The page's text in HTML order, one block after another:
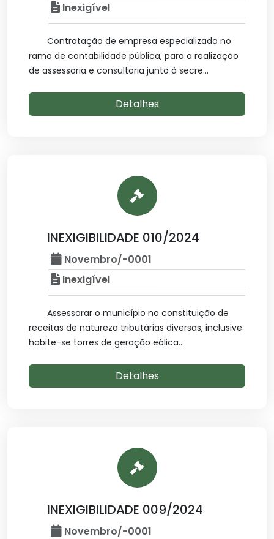
Inexigível
Contratação de empresa especializada no
ramo de contabilidade pública, para a realização
de assessoria e consultoria junto à secre...
Detalhes
INEXIGIBILIDADE 010/2024
Novembro/-0001
Inexigível
Assessorar o município na constituição de
receitas de natureza tributárias diversas, inclusive
habite-se torres de geração eólica...
Detalhes
INEXIGIBILIDADE 009/2024
Novembro/-0001